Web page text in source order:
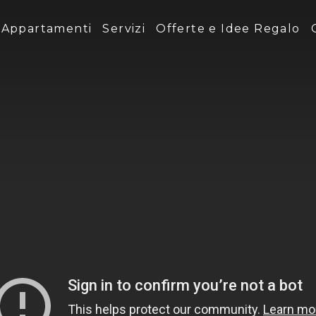
Appartamenti Servizi Offerte e Idee Regalo